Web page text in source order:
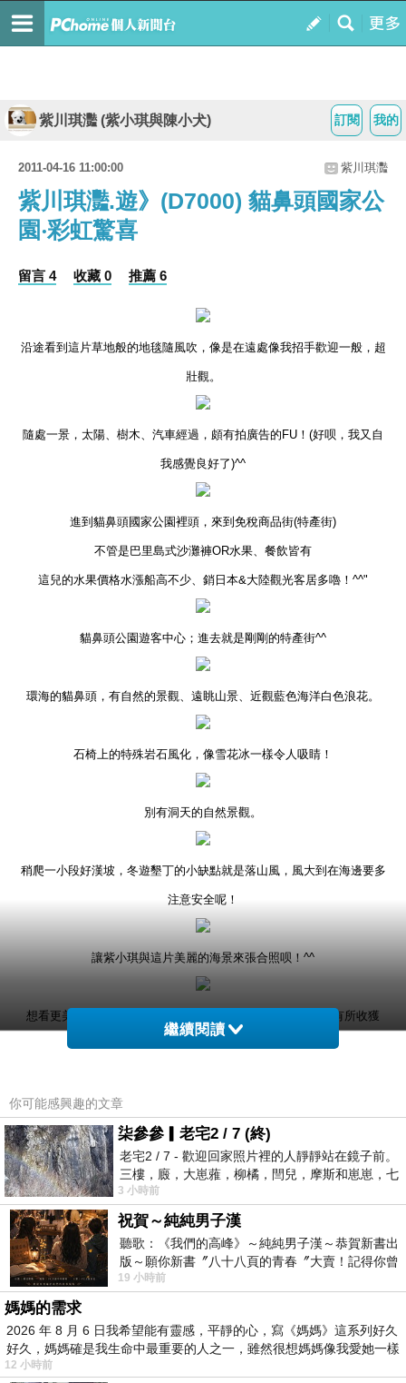
我的
訂閱
紫川琪灩 (紫小琪與陳小犬)
2011-04-16 11:00:00 紫川琪灩
紫川琪灩.遊》(D7000) 貓鼻頭國家公
園‧彩虹驚喜
留言 4 收藏 0 推薦 6
沿途看到這片草地般的地毯隨風吹，像是在遠處像我招手歡迎一般，超
壯觀。
隨處一景，太陽、樹木、汽車經過，頗有拍廣告的FU！(好呗，我又自
我感覺良好了)^^
進到貓鼻頭國家公園裡頭，來到免稅商品街(特產街)
不管是巴里島式沙灘褲OR水果、餐飲皆有
這兒的水果價格水漲船高不少、銷日本&大陸觀光客居多嚕！^^"
貓鼻頭公園遊客中心；進去就是剛剛的特產街^^
環海的貓鼻頭，有自然的景觀、遠眺山景、近觀藍色海洋白色浪花。
石椅上的特殊岩石風化，像雪花冰一樣令人吸睛！
別有洞天的自然景觀。
稍爬一小段好漢坡，冬遊墾丁的小缺點就是落山風，風大到在海邊要多
注意安全呢！
讓紫小琪與這片美麗的海景來張合照呗！^^
想看更美的view，當然還是要靠一點腳力爬上最高點，一定有所收獲
貓鼻頭距白砂約3.5公里，因本區有一從海崖上滾落的珊瑚礁岩，其外形
狀若蹲仆之貓，因而得名。貓鼻頭為臺灣海峽與巴士海峽的分界點，並
與鵝鑾鼻形成臺灣最南之兩端。(取自墾丁國家公園管理處)
貓鼻頭為典型的珊瑚礁海岸侵蝕地形，鳥瞰似女孩子的百褶裙，故有裙
礁海岸之稱；受到長時間的波浪侵蝕、反覆乾濕、長期鹽粒結晶、砂粒
鑽蝕及溶蝕等作用，產生崩崖、壺穴、礁柱、層間洞穴等奇特景觀，極
具地形教學及研究價值。(取自墾丁國家公園管理處)
繼續閱讀
你可能感興趣的文章
柒參參▎老宅2 / 7 (終)
老宅2 / 7 - 歡迎回家照片裡的人靜靜站在鏡子前。
三樓，廄，大崽蕥，柳橘，閆兒，摩斯和崽崽，七
個人整整齊齊地站在鏡框之外，如同
3 小時前
祝賀～純純男子漢
聽歌：《我們的高峰》～純純男子漢～恭賀新書出
版～願你新書〞八十八頁的青春〞大賣！記得你曾
經在我的版留言…「好讚的圖^^感覺大家
19 小時前
媽媽的需求
2026 年 8 月 6 日我希望能有靈感，平靜的心，寫《媽媽》這系列好久
好久，媽媽確是我生命中最重要的人之一，雖然很想媽媽像我愛她一樣
12 小時前